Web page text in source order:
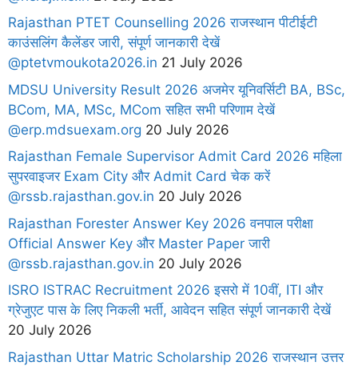
Rajasthan PTET Counselling 2026 राजस्थान पीटीईटी
काउंसलिंग कैलेंडर जारी, संपूर्ण जानकारी देखें
@ptetvmoukota2026.in 21 July 2026
MDSU University Result 2026 अजमेर यूनिवर्सिटी BA, BSc,
BCom, MA, MSc, MCom सहित सभी परिणाम देखें
@erp.mdsuexam.org 20 July 2026
Rajasthan Female Supervisor Admit Card 2026 महिला
सुपरवाइजर Exam City और Admit Card चेक करें
@rssb.rajasthan.gov.in 20 July 2026
Rajasthan Forester Answer Key 2026 वनपाल परीक्षा
Official Answer Key और Master Paper जारी
@rssb.rajasthan.gov.in 20 July 2026
ISRO ISTRAC Recruitment 2026 इसरो में 10वीं, ITI और
ग्रेजुएट पास के लिए निकली भर्ती, आवेदन सहित संपूर्ण जानकारी देखें
20 July 2026
Rajasthan Uttar Matric Scholarship 2026 राजस्थान उत्तर